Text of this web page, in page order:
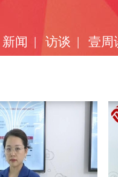
新闻 | 访谈 | 壹周